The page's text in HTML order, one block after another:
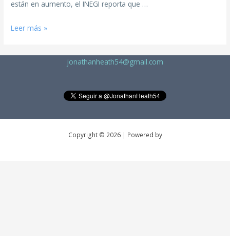
están en aumento, el INEGI reporta que …
Leer más »
jonathanheath54@gmail.com
Copyright © 2026 | Powered by